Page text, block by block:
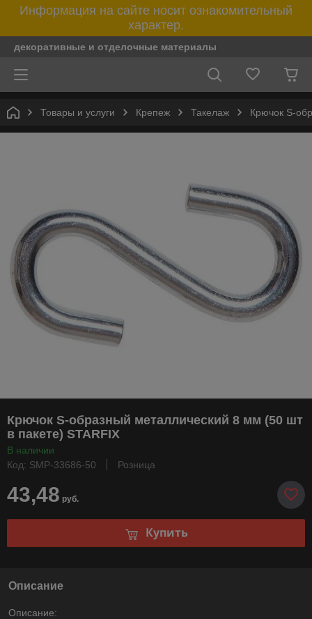
Информация на сайте носит ознакомительный
характер.
декоративные и отделочные материалы
Товары и услуги Крепеж Такелаж Крючок S-
Крючок S-образный металлический 8 мм (50 шт
в пакете) STARFIX
В наличии
Код: SMP-33686-50
Розница
43,48 руб.
Купить
Описание
Описание: